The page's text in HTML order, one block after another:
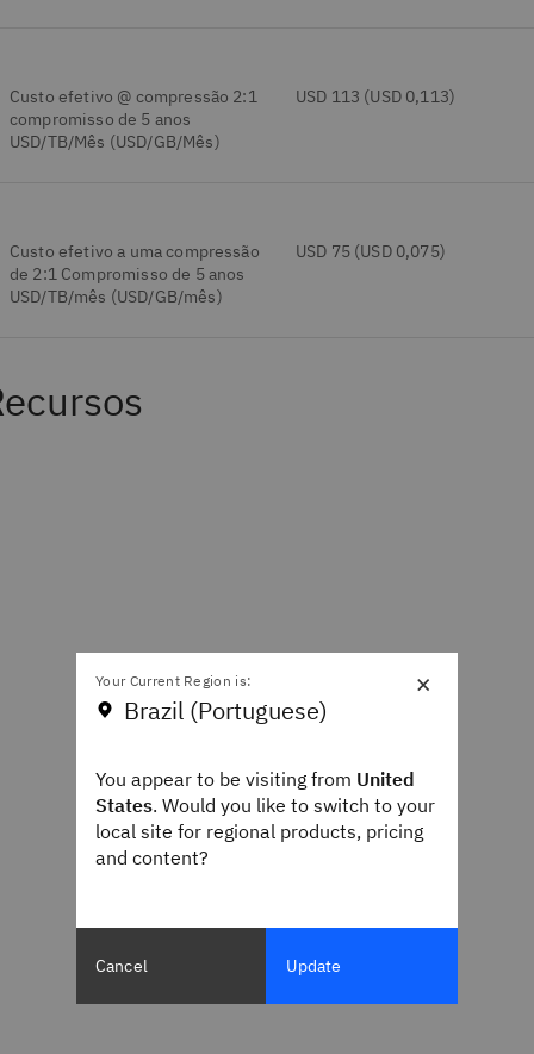
Custo efetivo @ compressão 2:1
compromisso de 5 anos
USD/TB/Mês (USD/GB/Mês)
USD 113 (USD 0,113)
Custo efetivo a uma compressão
de 2:1 Compromisso de 5 anos
USD/TB/mês (USD/GB/mês)
USD 75 (USD 0,075)
×
Your Current Region is:
Brazil (Portuguese)
You appear to be visiting from United
States. Would you like to switch to your
local site for regional products, pricing
and content?
Cancel Update